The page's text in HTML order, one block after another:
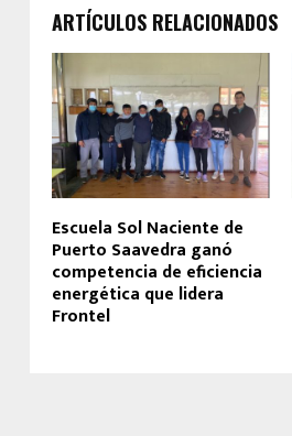
ARTÍCULOS RELACIONADOS
Escuela Sol Naciente de
Puerto Saavedra ganó
competencia de eficiencia
energética que lidera
Frontel